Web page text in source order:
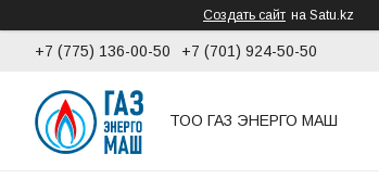
Создать сайт на Satu.kz
+7 (775) 136-00-50 +7 (701) 924-50-50
ТОО ГАЗ ЭНЕРГО МАШ